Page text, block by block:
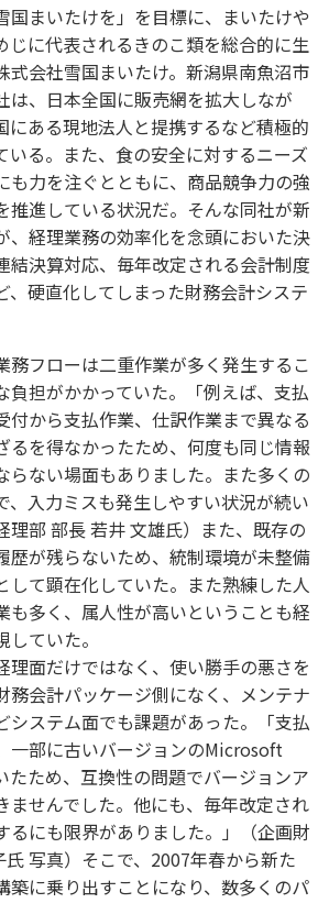
国まいたけを」を目標に、まいたけや
じに代表されるきのこ類を総合的に生
式会社雪国まいたけ。新潟県南魚沼市
は、日本全国に販売網を拡大しなが
にある現地法人と提携するなど積極的
いる。また、食の安全に対するニーズ
も力を注ぐとともに、商品競争力の強
推進している状況だ。そんな同社が新
、経理業務の効率化を念頭においた決
結決算対応、毎年改定される会計制度
、硬直化してしまった財務会計システ
務フローは二重作業が多く発生するこ
負担がかかっていた。「例えば、支払
付から支払作業、仕訳作業まで異なる
るを得なかったため、何度も同じ情報
らない場面もありました。また多くの
、入力ミスも発生しやすい状況が続い
理部 部長 若井 文雄氏）また、既存の
歴が残らないため、統制環境が未整備
して顕在化していた。また熟練した人
も多く、属人性が高いということも経
ていた。
理面だけではなく、使い勝手の悪さを
務会計パッケージ側になく、メンテナ
システム面でも課題があった。「支払
一部に古いバージョンのMicrosoft
たため、互換性の問題でバージョンア
ませんでした。他にも、毎年改定され
るにも限界がありました。」（企画財
写真）そこで、2007年春から新た
築に乗り出すことになり、数多くのパ